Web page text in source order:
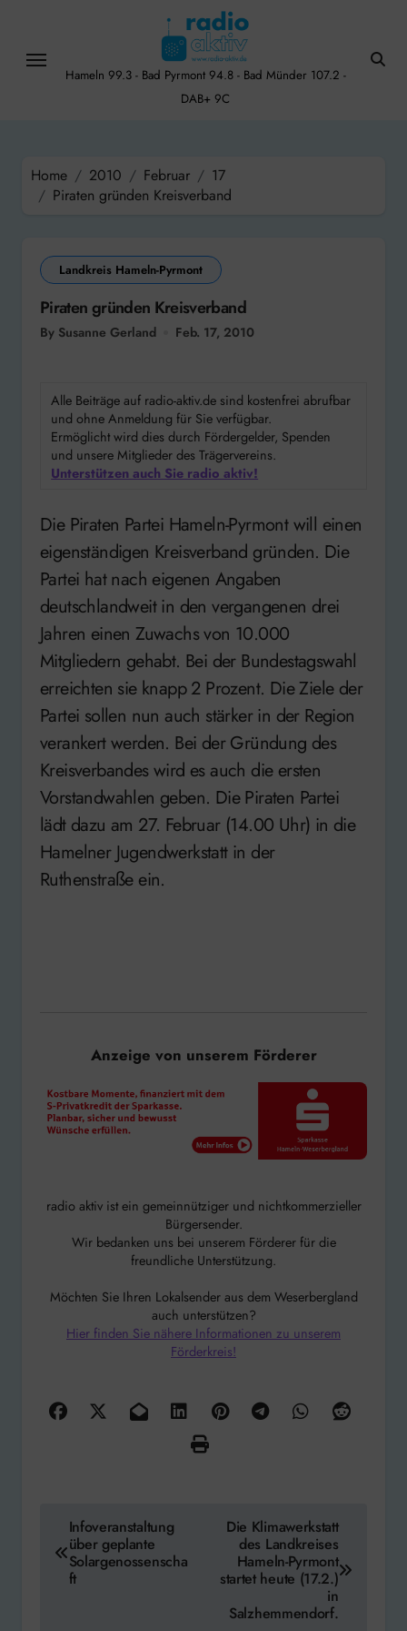
content
Hameln 99.3 - Bad Pyrmont 94.8 - Bad Münder 107.2 -
DAB+ 9C
Home 2010 Februar
17
Piraten gründen Kreisverband
Landkreis Hameln-Pyrmont
Piraten gründen Kreisverband
By Susanne Gerland Feb. 17, 2010
Alle Beiträge auf radio-aktiv.de sind kostenfrei abrufbar
und ohne Anmeldung für Sie verfügbar.
Ermöglicht wird dies durch Fördergelder, Spenden
und unsere Mitglieder des Trägervereins.
Unterstützen auch Sie radio aktiv!
Die Piraten Partei Hameln-Pyrmont will einen
eigenständigen Kreisverband gründen. Die
Partei hat nach eigenen Angaben
deutschlandweit in den vergangenen drei
Jahren einen Zuwachs von 10.000
Mitgliedern gehabt. Bei der Bundestagswahl
erreichten sie knapp 2 Prozent. Die Ziele der
Partei sollen nun auch stärker in der Region
verankert werden. Bei der Gründung des
Kreisverbandes wird es auch die ersten
Vorstandwahlen geben. Die Piraten Partei
lädt dazu am 27. Februar (14.00 Uhr) in die
Hamelner Jugendwerkstatt in der
Ruthenstraße ein.
Anzeige von unserem Förderer
radio aktiv ist ein gemeinnütziger und nichtkommerzieller
Bürgersender.
Wir bedanken uns bei unserem Förderer für die
freundliche Unterstützung.
Möchten Sie Ihren Lokalsender aus dem Weserbergland
auch unterstützen?
Hier finden Sie nähere Informationen zu unserem
Förderkreis!
Beitragsnavigation
Infoveranstaltung
über geplante
Solargenossenscha
ft
Die Klimawerkstatt
des Landkreises
Hameln-Pyrmont
startet heute (17.2.)
in
Salzhemmendorf.